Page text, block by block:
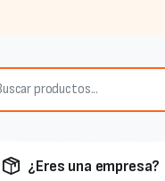
¿Eres una empresa?